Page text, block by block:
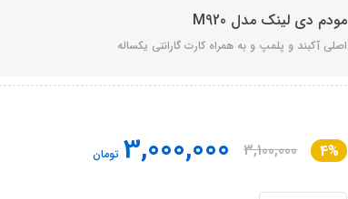
مودم دی لینک مدل M920
اصلی آکبند و پلمپ و به همراه کارت گارانتی یکساله
4%
3,100,000
3,000,000 تومان